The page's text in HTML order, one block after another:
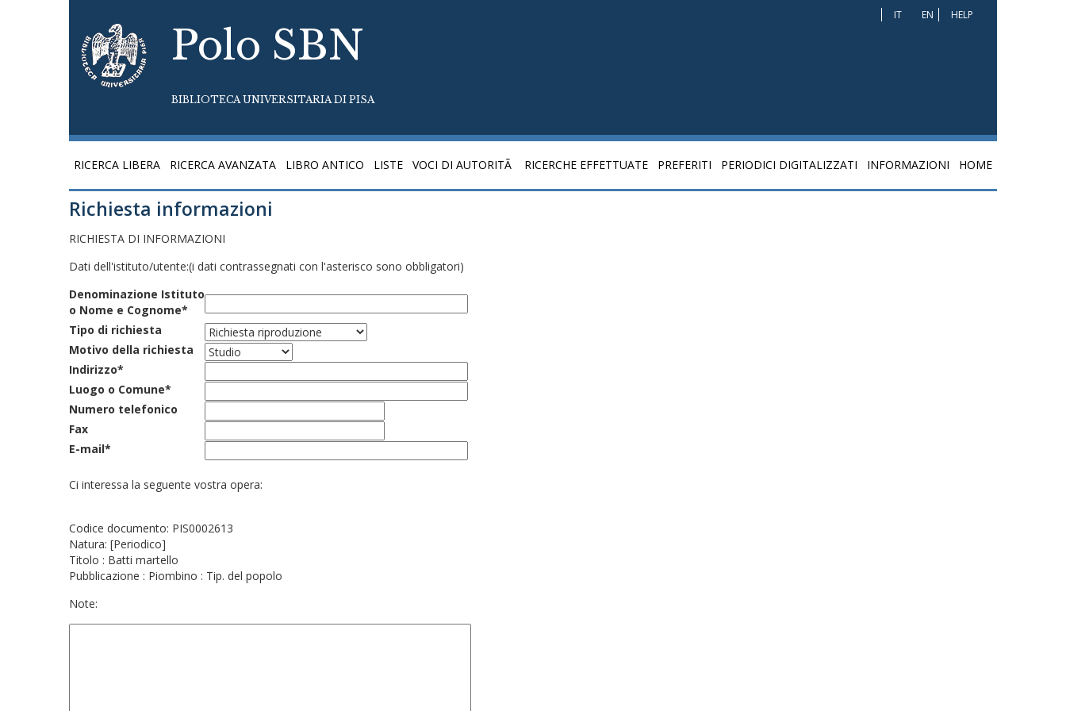
Polo SBN
BIBLIOTECA UNIVERSITARIA DI PISA
IT EN HELP
RICERCA LIBERA RICERCA AVANZATA LIBRO ANTICO LISTE VOCI DI AUTORITÃ RICERCHE EFFETTUATE PREFERITI PERIODICI DIGITALIZZATI INFORMAZIONI HOME
Richiesta informazioni
RICHIESTA DI INFORMAZIONI
Dati dell'istituto/utente:(i dati contrassegnati con l'asterisco sono obbligatori)
Denominazione Istituto
o Nome e Cognome*
Tipo di richiesta
Motivo della richiesta
Indirizzo*
Luogo o Comune*
Numero telefonico
Fax
E-mail*
Ci interessa la seguente vostra opera:
Codice documento: PIS0002613
Natura: [Periodico]
Titolo : Batti martello
Pubblicazione : Piombino : Tip. del popolo
Note: